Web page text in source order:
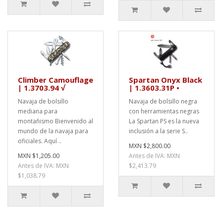
Climber Camouflage
| 1.3703.94 √
Navaja de bolsillo
mediana para
montañismo Bienvenido al
mundo de la navaja para
oficiales. Aquí ..
MXN $1,205.00
Antes de IVA: MXN
$1,038.79
Spartan Onyx Black
| 1.3603.31P •
Navaja de bolsillo negra
con herramientas negras
La Spartan PS es la nueva
inclusión a la serie S..
MXN $2,800.00
Antes de IVA: MXN
$2,413.79